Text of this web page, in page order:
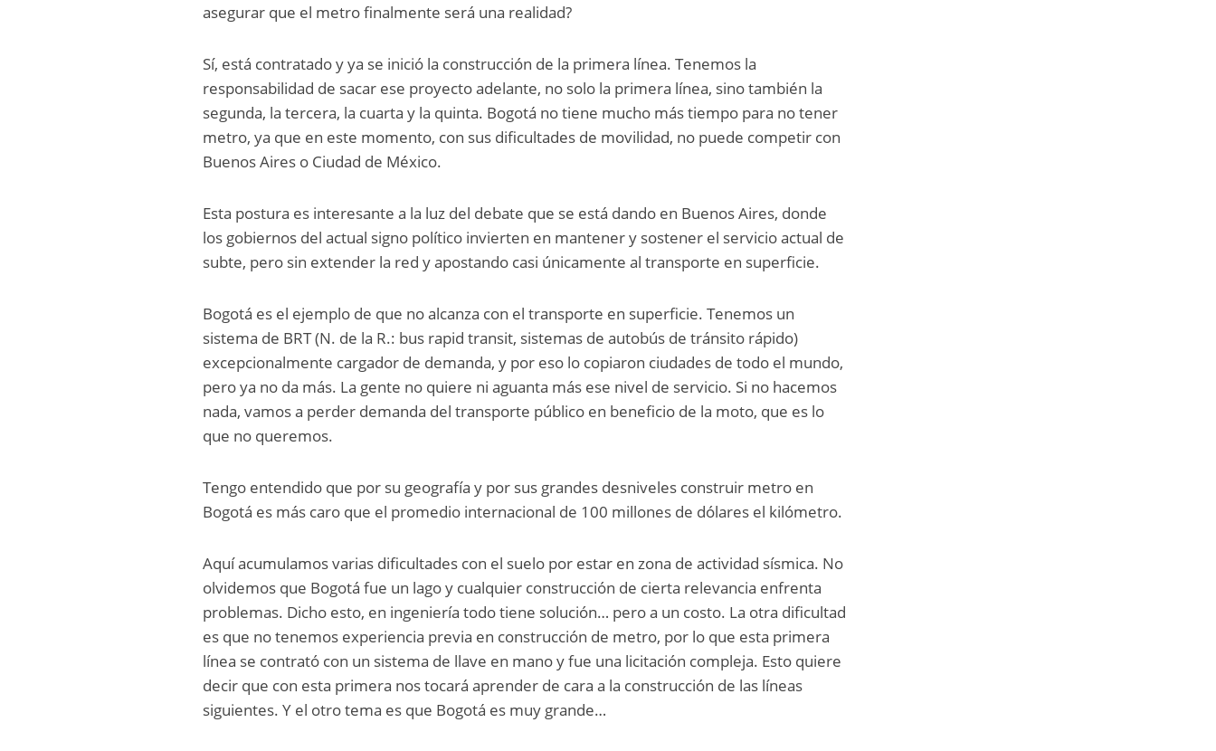
asegurar que el metro finalmente será una realidad?
Sí, está contratado y ya se inició la construcción de la primera línea. Tenemos la
responsabilidad de sacar ese proyecto adelante, no solo la primera línea, sino también la
segunda, la tercera, la cuarta y la quinta. Bogotá no tiene mucho más tiempo para no tener
metro, ya que en este momento, con sus dificultades de movilidad, no puede competir con
Buenos Aires o Ciudad de México.
Esta postura es interesante a la luz del debate que se está dando en Buenos Aires, donde
los gobiernos del actual signo político invierten en mantener y sostener el servicio actual de
subte, pero sin extender la red y apostando casi únicamente al transporte en superficie.
Bogotá es el ejemplo de que no alcanza con el transporte en superficie. Tenemos un
sistema de BRT (N. de la R.: bus rapid transit, sistemas de autobús de tránsito rápido)
excepcionalmente cargador de demanda, y por eso lo copiaron ciudades de todo el mundo,
pero ya no da más. La gente no quiere ni aguanta más ese nivel de servicio. Si no hacemos
nada, vamos a perder demanda del transporte público en beneficio de la moto, que es lo
que no queremos.
Tengo entendido que por su geografía y por sus grandes desniveles construir metro en
Bogotá es más caro que el promedio internacional de 100 millones de dólares el kilómetro.
Aquí acumulamos varias dificultades con el suelo por estar en zona de actividad sísmica. No
olvidemos que Bogotá fue un lago y cualquier construcción de cierta relevancia enfrenta
problemas. Dicho esto, en ingeniería todo tiene solución… pero a un costo. La otra dificultad
es que no tenemos experiencia previa en construcción de metro, por lo que esta primera
línea se contrató con un sistema de llave en mano y fue una licitación compleja. Esto quiere
decir que con esta primera nos tocará aprender de cara a la construcción de las líneas
siguientes. Y el otro tema es que Bogotá es muy grande…